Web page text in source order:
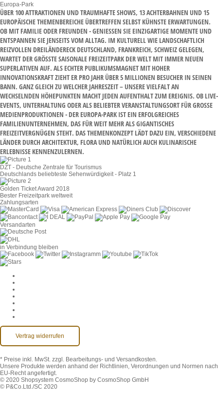
Europa-Park
ÜBER 100 ATTRAKTIONEN UND TRAUMHAFTE SHOWS, 13 ACHTERBAHNEN UND 15
EUROPÄISCHE THEMENBEREICHE ÜBERTREFFEN SELBST KÜHNSTE ERWARTUNGEN.
OB MIT FAMILIE ODER FREUNDEN - GENIESSEN SIE EINZIGARTIGE MOMENTE UND E
NTSPANNEN SIE JENSEITS VOM ALLTAG. IM KULTURELL WIE LANDSCHAFTLICH R
EIZVOLLEN DREILÄNDERECK DEUTSCHLAND, FRANKREICH, SCHWEIZ GELEGEN, W
ARTET DER GRÖSSTE SAISONALE FREIZEITPARK DER WELT MIT IMMER NEUEN SU
PERLATIVEN AUF. ALS ECHTER PUBLIKUMSMAGNET MIT HOHER IN
NOVATIONSKRAFT ZIEHT ER PRO JAHR ÜBER 5 MILLIONEN BESUCHER IN SEINEN BA
NN. GANZ GLEICH ZU WELCHER JAHRESZEIT – UNSERE VIELFALT AN WE
CHSELNDEN HÖHEPUNKTEN MACHT JEDEN AUFENTHALT ZUM EREIGNIS. OB LIVE-EV
ENTS, UNTERHALTUNG ODER ALS BELIEBTER VERANSTALTUNGSORT FÜR GROSSE MED
IENPRODUKTIONEN - DER EUROPA-PARK IST EIN ERFOLGREICHES FAM
ILIENUNTERNEHMEN, DAS FÜR WEIT MEHR ALS GIGANTISCHES FRE
IZEITVERGNÜGEN STEHT. DAS THEMENKONZEPT LÄDT DAZU EIN, VERSCHIEDENE LÄN
DER DURCH ARCHITEKTUR, FLORA UND NATÜRLICH AUCH KULINARISCHE ERL
EBNISSE KENNENZULERNEN.
DZT - Deutsche Zentrale für Tourismus
Deutschlands beliebteste Sehenwürdigkeit - Platz 1
Golden Ticket Award 2018
Bester Freizeitpark weltweit
Zahlungsarten
Versandarten
in Verbindung bleiben
Vertrag widerrufen
* Preise inkl. MwSt. zzgl. Bearbeitungs- und Versandkosten.
Unsere Produkte werden anhand der Richtlinien, Verordnungen und Normen nach
EU-Recht angefertigt.
© 2020 Shopsystem CosmoShop by CosmoShop GmbH
© P&Co.Ltd./SC 2020